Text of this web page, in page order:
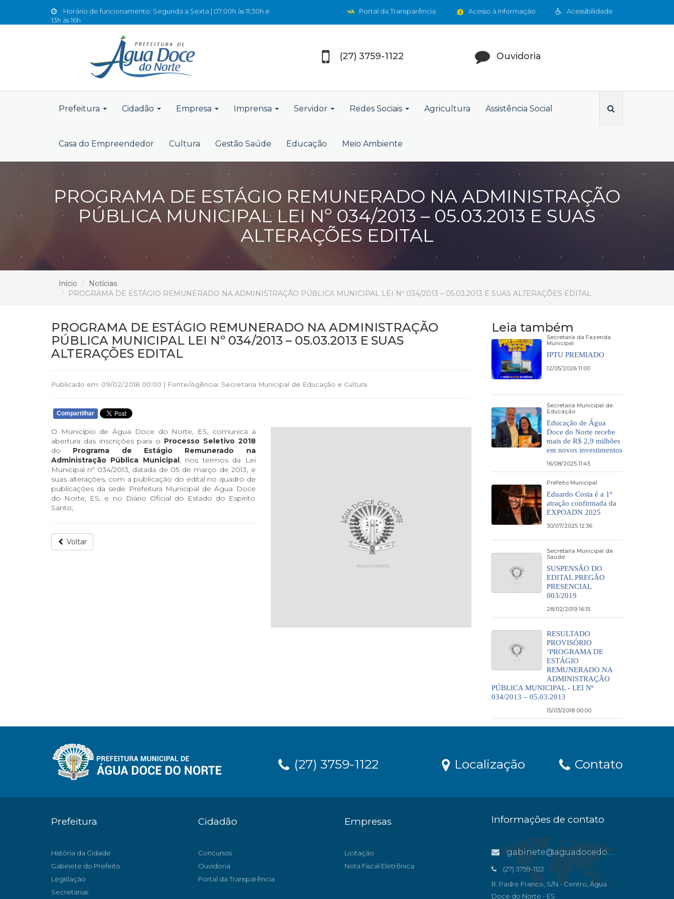
Horário de funcionamento: Segunda a Sexta | 07:00h às 11:30h e
13h às 16h
Acessibilidade
Acesso à Informação
Portal da Transparência
(27) 3759-1122 Ouvidoria
Prefeitura Cidadão Empresa Imprensa Servidor Redes Sociais Agricultura Assistência Social
Casa do Empreendedor Cultura Gestão Saúde Educação Meio Ambiente
PROGRAMA DE ESTÁGIO REMUNERADO NA ADMINISTRAÇÃO
PÚBLICA MUNICIPAL LEI Nº 034/2013 – 05.03.2013 E SUAS
ALTERAÇÕES EDITAL
Início
Notícias
PROGRAMA DE ESTÁGIO REMUNERADO NA ADMINISTRAÇÃO PÚBLICA MUNICIPAL LEI Nº 034/2013 – 05.03.2013 E SUAS ALTERAÇÕES EDITAL
PROGRAMA DE ESTÁGIO REMUNERADO NA ADMINISTRAÇÃO
PÚBLICA MUNICIPAL LEI Nº 034/2013 – 05.03.2013 E SUAS
ALTERAÇÕES EDITAL
Publicado em: 09/02/2018 00:00 | Fonte/Agência: Secretaria Municipal de Educação e Cultura
Compartilhar
O Município de Água Doce do Norte, ES, comunica a
abertura das inscrições para o Processo Seletivo 2018
do Programa de Estágio Remunerado na
Administração Pública Municipal, nos termos da Lei
Municipal nº 034/2013, datada de 05 de março de 2013, e
suas alterações, com a publicação do edital no quadro de
publicações da sede Prefeitura Municipal de Água Doce
do Norte, ES, e no Diário Oficial do Estado do Espírito
Santo,
Voltar
Leia também
Secretaria da Fazenda
Municipal
IPTU PREMIADO
12/05/2026 11:00
Secretaria Municipal de
Educação
Educação de Água
Doce do Norte recebe
mais de R$ 2,9 milhões
em novos investimentos
16/08/2025 11:45
Prefeito Municipal
Eduardo Costa é a 1ª
atração confirmada da
EXPOADN 2025
30/07/2025 12:36
Secretaria Municipal de
Saúde
SUSPENSÃO DO
EDITAL PREGÃO
PRESENCIAL
003/2019
28/02/2019 16:15
RESULTADO
PROVISÓRIO
‘PROGRAMA DE
ESTÁGIO
REMUNERADO NA
ADMINISTRAÇÃO
PÚBLICA MUNICIPAL - LEI Nº
034/2013 – 05.03.2013
15/03/2018 00:00
(27) 3759-1122 Localização Contato
Prefeitura
História da Cidade
Gabinete do Prefeito
Legislação
Secretarias
Cidadão
Concursos
Ouvidoria
Portal da Transparência
Empresas
Licitação
Nota Fiscal Eletrônica
Informações de contato
gabinete@aguadocedonorte.es.gov.br
(27) 3759-1122
R. Padre Franco, S/N - Centro, Água
Doce do Norte - ES